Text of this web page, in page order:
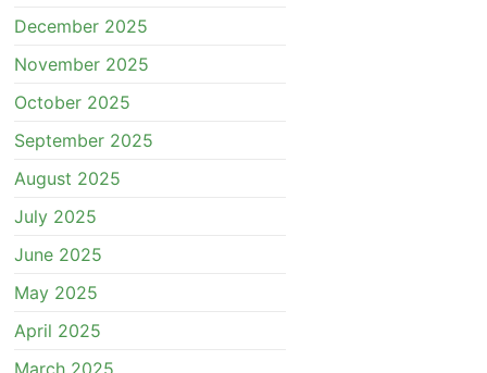
December 2025
November 2025
October 2025
September 2025
August 2025
July 2025
June 2025
May 2025
April 2025
March 2025